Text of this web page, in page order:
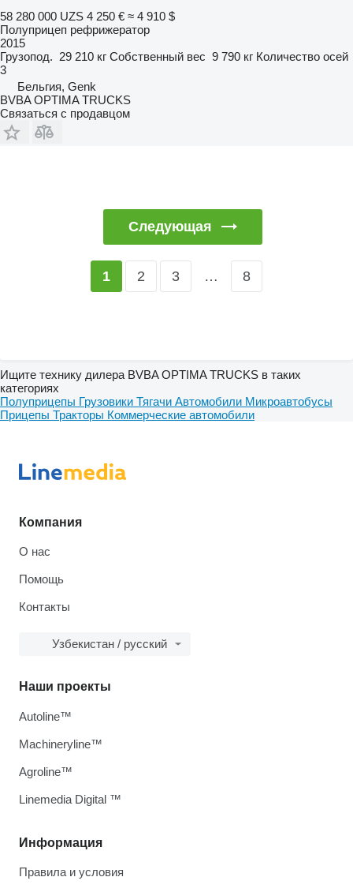
58 280 000 UZS 4 250 € ≈ 4 910 $
Полуприцеп рефрижератор
2015
Грузопод. 29 210 кг Собственный вес 9 790 кг Количество осей
3
Бельгия, Genk
BVBA OPTIMA TRUCKS
Связаться с продавцом
Следующая
1 2 3 … 8
Ищите технику дилера BVBA OPTIMA TRUCKS в таких
категориях
Полуприцепы Грузовики Тягачи Автомобили Микроавтобусы
Прицепы Тракторы Коммерческие автомобили
Компания
О нас
Помощь
Контакты
Узбекистан / русский
Информация
Правила и условия
Наши проекты
Autoline™
Machineryline™
Agroline™
Linemedia Digital ™